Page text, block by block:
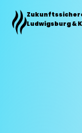
Inhalt
springen
Ludwigsburg &